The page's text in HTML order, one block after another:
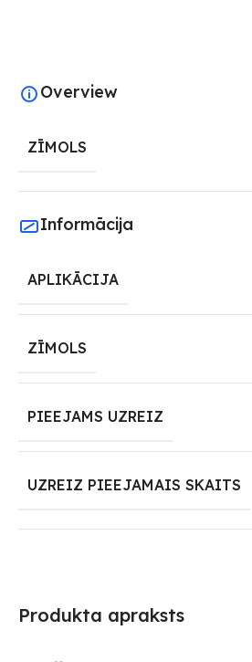
Produkta apraksts
Overview
ZĪMOLS
Informācija
APLIKĀCIJA
ZĪMOLS
PIEEJAMS UZREIZ
UZREIZ PIEEJAMAIS SKAITS